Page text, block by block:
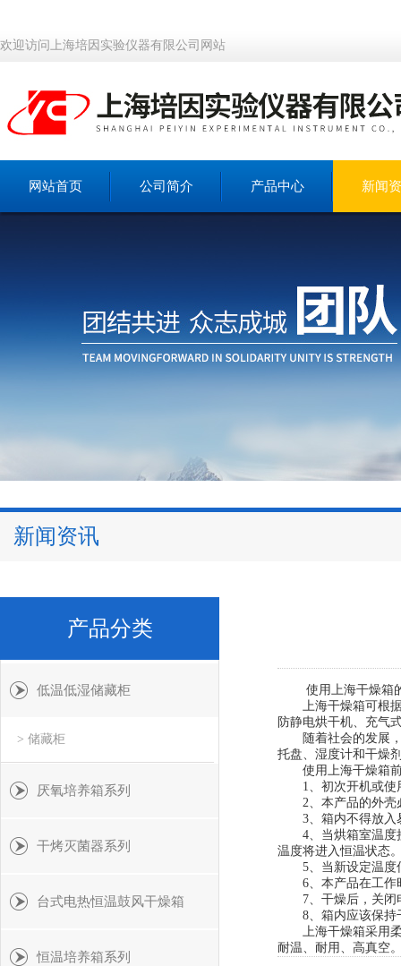
欢迎访问上海培因实验仪器有限公司网站
网站首页 公司简介 产品中心 新闻
新闻资讯
使用上海干燥箱的
上海干燥箱可根据
防静电烘干机、充气
随着社会的发展，
托盘、湿度计和干燥
使用上海干燥箱前
1、初次开机或使用
2、本产品的外壳
3、箱内不得放入
4、当烘箱室温度接
温度将进入恒温状态
5、当新设定温度低
6、本产品在工作时
7、干燥后，关闭电
8、箱内应该保持干
上海干燥箱采用柔
耐温、耐用、高真空
产品分类
低温低湿储藏柜
> 储藏柜
厌氧培养箱系列
干烤灭菌器系列
台式电热恒温鼓风干燥箱
恒温培养箱系列